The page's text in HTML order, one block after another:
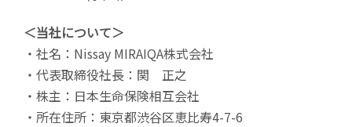
＜当社について＞
・社名：Nissay MIRAIQA株式会社
・代表取締役社長：関 正之
・株主：日本生命保険相互会社
・所在住所：東京都渋谷区恵比寿4-7-6